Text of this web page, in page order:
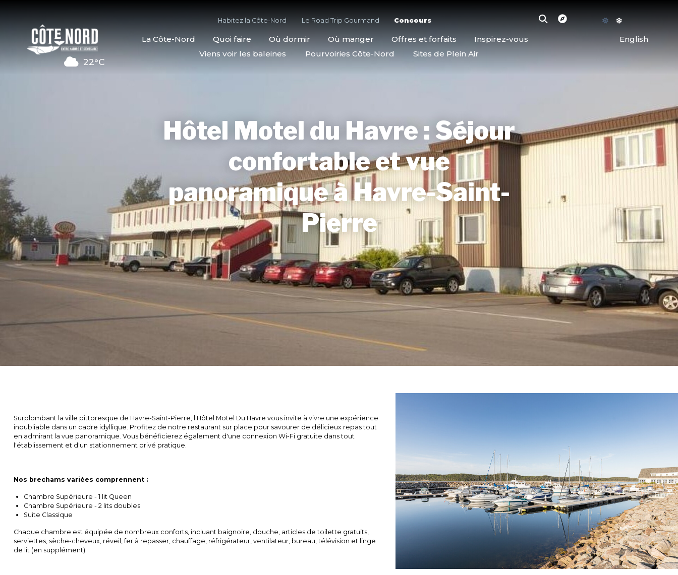
22°C
Habitez la Côte-Nord Le Road Trip Gourmand Concours
La Côte-Nord Quoi faire Où dormir Où manger Offres et forfaits Inspirez-vous
English
Viens voir les baleines
Pourvoiries Côte-Nord Sites de Plein Air
Hôtel Motel du Havre : Séjour
confortable et vue
panoramique à Havre-Saint-
Pierre
Surplombant la ville pittoresque de Havre-Saint-Pierre, l'Hôtel Motel Du Havre vous invite à vivre une expérience
inoubliable dans un cadre idyllique. Profitez de notre restaurant sur place pour savourer de délicieux repas tout
en admirant la vue panoramique. Vous bénéficierez également d'une connexion Wi-Fi gratuite dans tout
l'établissement et d'un stationnement privé pratique.
Nos brechams variées comprennent :
Chambre Supérieure - 1 lit Queen
Chambre Supérieure - 2 lits doubles
Suite Classique
Chaque chambre est équipée de nombreux conforts, incluant baignoire, douche, articles de toilette gratuits,
serviettes, sèche-cheveux, réveil, fer à repasser, chauffage, réfrigérateur, ventilateur, bureau, télévision et linge
de lit (en supplément).